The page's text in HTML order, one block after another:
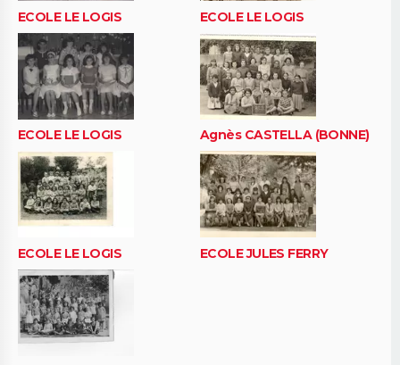
ECOLE LE LOGIS ECOLE LE LOGIS
ECOLE LE LOGIS Agnès CASTELLA (BONNE)
ECOLE LE LOGIS ECOLE JULES FERRY